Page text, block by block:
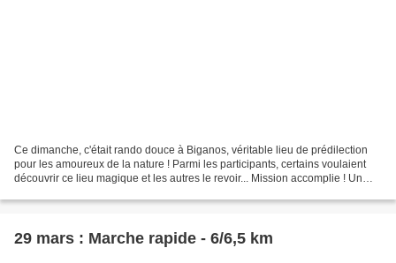
Ce dimanche, c'était rando douce à Biganos, véritable lieu de prédilection
pour les amoureux de la nature ! Parmi les participants, certains voulaient
découvrir ce lieu magique et les autres le revoir... Mission accomplie ! Un
29 mars : Marche rapide - 6/6,5 km